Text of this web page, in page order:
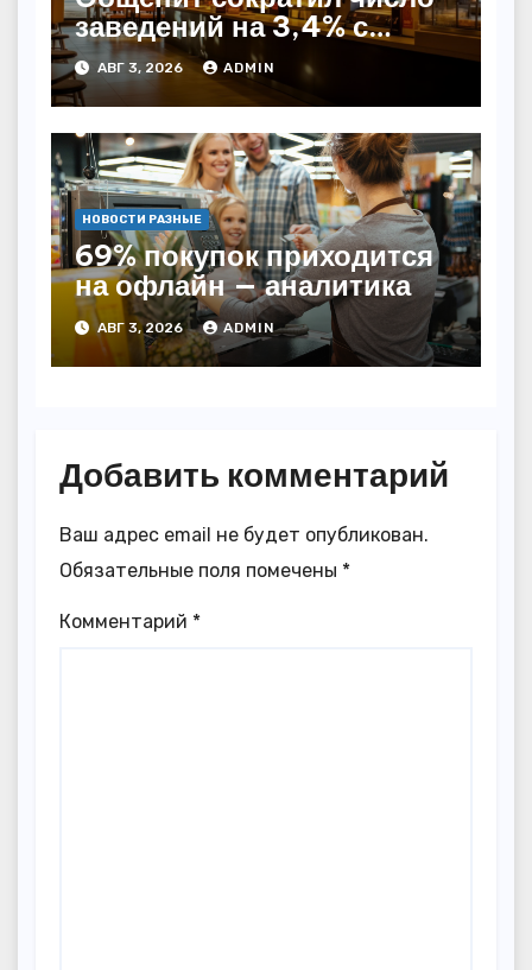
заведений на 3,4% с
начала года — INFOLine
АВГ 3, 2026 ADMIN
НОВОСТИ РАЗНЫЕ
69% покупок приходится
на офлайн — аналитика
АВГ 3, 2026 ADMIN
Добавить комментарий
Ваш адрес email не будет опубликован.
Обязательные поля помечены *
Комментарий *